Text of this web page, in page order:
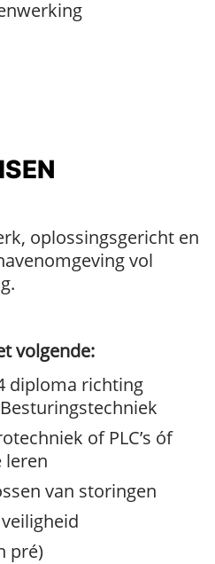
oplossingsgericht en
vol
volgende:
diploma richting
of PLC’s óf
leren
van storingen
pré)